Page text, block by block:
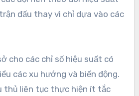
đấu thay vì chỉ dựa vào các
cho các chỉ số hiệu suất có
các xu hướng và biến động.
thủ liên tục thực hiện ít tắc